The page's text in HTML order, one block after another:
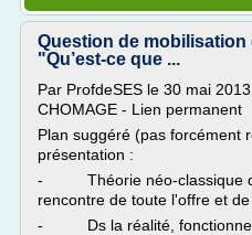
Question de
"Qu’est-ce que ...
Par ProfdeSES le 30 mai
CHOMAGE - Lien permanent
Plan suggéré (pas forcément
présentation :
- Théorie néo-classique
rencontre de toute l'offre et
- Ds la réalité,